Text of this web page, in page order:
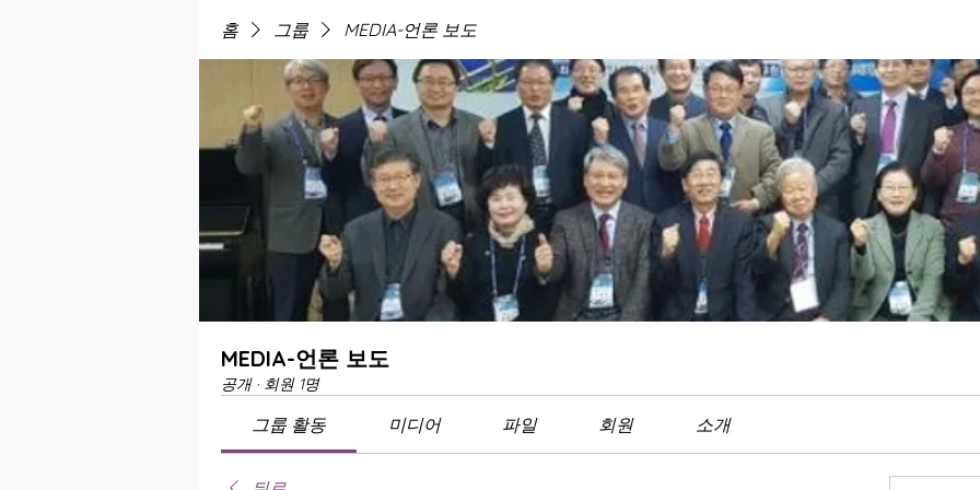
홈 그룹 MEDIA-언론 보도
MEDIA-언론 보도
공개 · 회원 1명
그룹 활동 미디어 파일 회원 소개